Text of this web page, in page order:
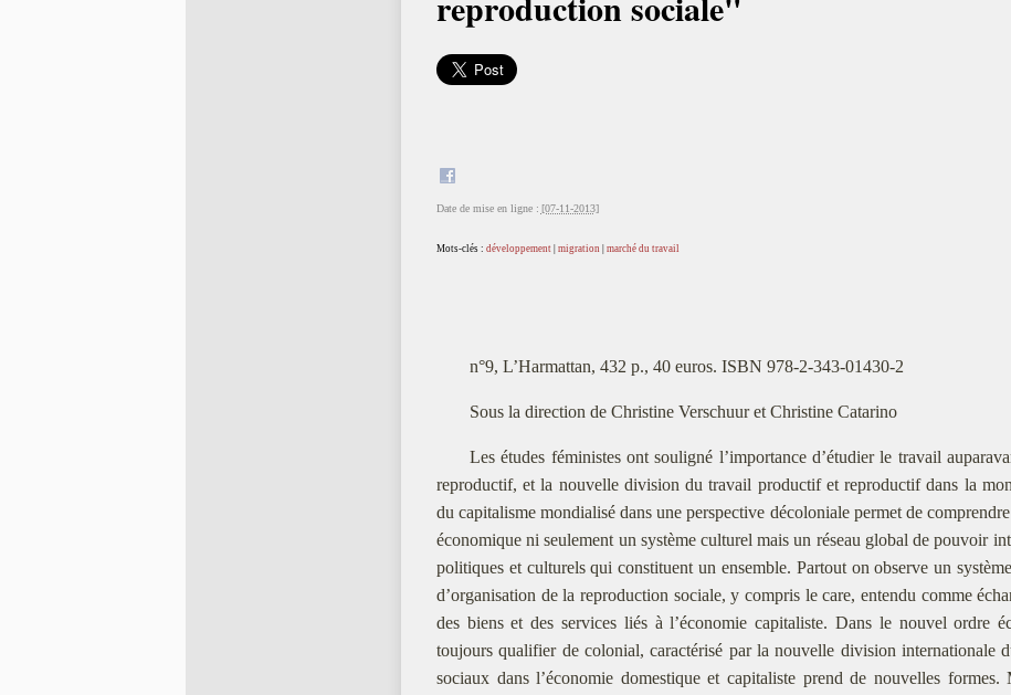
Date de mise en ligne : [07-11-2013]
Mots-clés : développement| migration| marché du travail
n°9, L’Harmattan, 432 p., 40 euros. ISBN 978-2-343-01430-2
Sous la direction de Christine Verschuur et Christine Catarino
Les études féministes ont souligné l’importance d’étudier le travail
reproductif, et la nouvelle division du travail productif et reproductif dans la
du capitalisme mondialisé dans une perspective décoloniale permet de
économique ni seulement un système culturel mais un réseau global de pouvoir
politiques et culturels qui constituent un ensemble. Partout on observe un
d’organisation de la reproduction sociale, y compris le care, entendu comme
des biens et des services liés à l’économie capitaliste. Dans le nouvel ordre
toujours qualifier de colonial, caractérisé par la nouvelle division internationale
sociaux dans l’économie domestique et capitaliste prend de nouvelles